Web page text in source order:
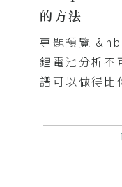
的方法
專題預覽
鋰電池分析不
譜可以做得